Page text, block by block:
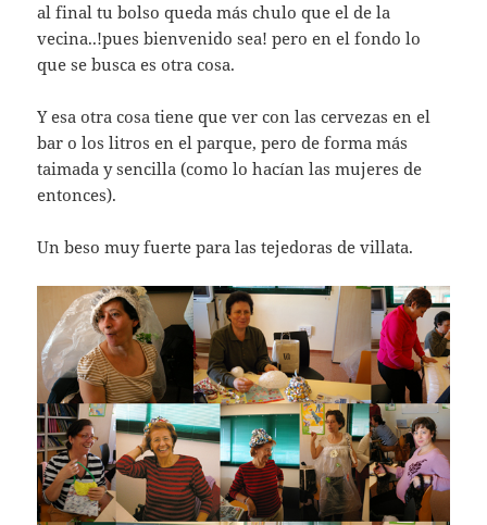
al final tu bolso queda más chulo que el de la
vecina..!pues bienvenido sea! pero en el fondo lo
que se busca es otra cosa.
Y esa otra cosa tiene que ver con las cervezas en el
bar o los litros en el parque, pero de forma más
taimada y sencilla (como lo hací­an las mujeres de
entonces).
Un beso muy fuerte para las tejedoras de villata.